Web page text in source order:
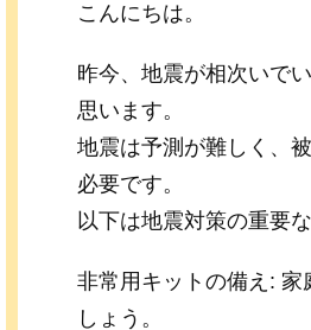
こんにちは。
昨今、地震が相次いで
思います。
地震は予測が難しく、
必要です。
以下は地震対策の重要
非常用キットの備え: 家
しょう。